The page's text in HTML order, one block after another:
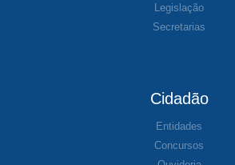
Legislação
Secretarias
Cidadão
Entidades
Concursos